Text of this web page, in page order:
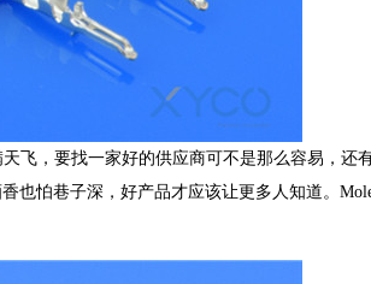
飞，要找一家好的供应商可不是那么容易，还
也怕巷子深，好产品才应该让更多人知道。